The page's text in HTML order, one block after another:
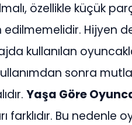
özellikle küçük
Hijyen
kullanılan
sonra
Yaşa Göre
farklıdır. Bu nedenle